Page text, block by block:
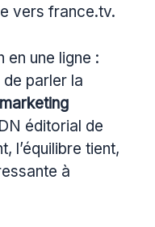
vers france.tv.
une ligne :
parler la
marketing
éditorial de
l’équilibre tient,
à